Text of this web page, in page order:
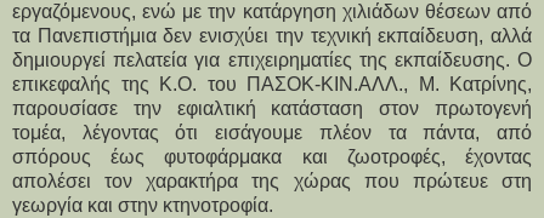
εργαζόμενους, ενώ με την κατάργηση χιλιάδων θέσεων από
τα Πανεπιστήμια δεν ενισχύει την τεχνική εκπαίδευση, αλλά
δημιουργεί πελατεία για επιχειρηματίες της εκπαίδευσης. Ο
επικεφαλής της Κ.Ο. του ΠΑΣΟΚ-ΚΙΝ.ΑΛΛ., Μ. Κατρίνης,
παρουσίασε την εφιαλτική κατάσταση στον πρωτογενή
τομέα, λέγοντας ότι εισάγουμε πλέον τα πάντα, από
σπόρους έως φυτοφάρμακα και ζωοτροφές, έχοντας
απολέσει τον χαρακτήρα της χώρας που πρώτευε στη
γεωργία και στην κτηνοτροφία.